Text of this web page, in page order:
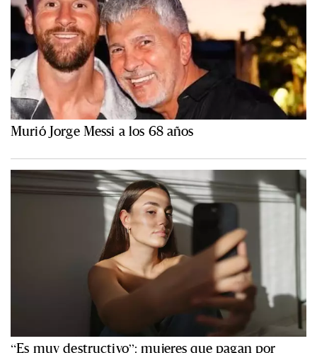
Murió Jorge Messi a los 68 años
“Es muy destructivo”: mujeres que pagan por